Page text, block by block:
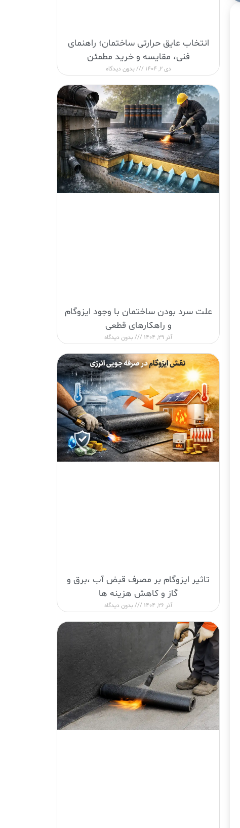
انتخاب عایق حرارتی ساختمان؛ راهنمای
فنی، مقایسه و خرید مطمئن
دی 2, 1404 بدون دیدگاه
علت سرد بودن ساختمان با وجود ایزوگام
و راهکارهای قطعی
آذر 29, 1404 بدون دیدگاه
تاثیر ایزوگام بر مصرف قبض آب ،برق و
گاز و کاهش هزینه ها
آذر 26, 1404 بدون دیدگاه